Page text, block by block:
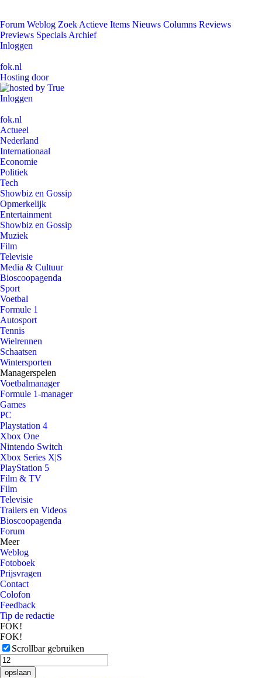
Forum Weblog Zoek Actieve Items Nieuws Columns Reviews
Previews Specials Archief
Inloggen
fok.nl
Hosting door
Inloggen
fok.nl
Actueel
Nederland
Internationaal
Economie
Politiek
Tech
Showbiz en Gossip
Opmerkelijk
Entertainment
Showbiz en Gossip
Muziek
Film
Televisie
Media & Cultuur
Bioscoopagenda
Sport
Voetbal
Formule 1
Autosport
Tennis
Wielrennen
Schaatsen
Wintersporten
Managerspelen
Voetbalmanager
Formule 1-manager
Games
PC
Playstation 4
Xbox One
Nintendo Switch
Xbox Series X|S
PlayStation 5
Film & TV
Film
Televisie
Trailers en Videos
Bioscoopagenda
Forum
Meer
Weblog
Fotoboek
Prijsvragen
Contact
Colofon
Feedback
Tip de redactie
FOK!
FOK!
Scrollbar gebruiken
opslaan